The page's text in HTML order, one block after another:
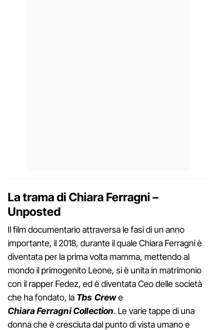
La trama di Chiara Ferragni –
Unposted
Il film documentario attraversa le fasi di un anno
importante, il 2018, durante il quale Chiara Ferragni è
diventata per la prima volta mamma, mettendo al
mondo il primogenito Leone, si è unita in matrimonio
con il rapper Fedez, ed è diventata Ceo delle società
che ha fondato, la Tbs Crewe
Chiara Ferragni Collection. Le varie tappe di una
donna che è cresciuta dal punto di vista umano e